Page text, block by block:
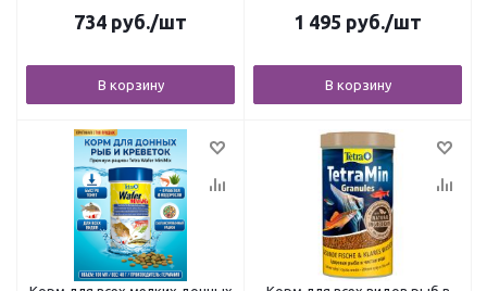
734 руб./шт
В корзину
1 495 руб./шт
В корзину